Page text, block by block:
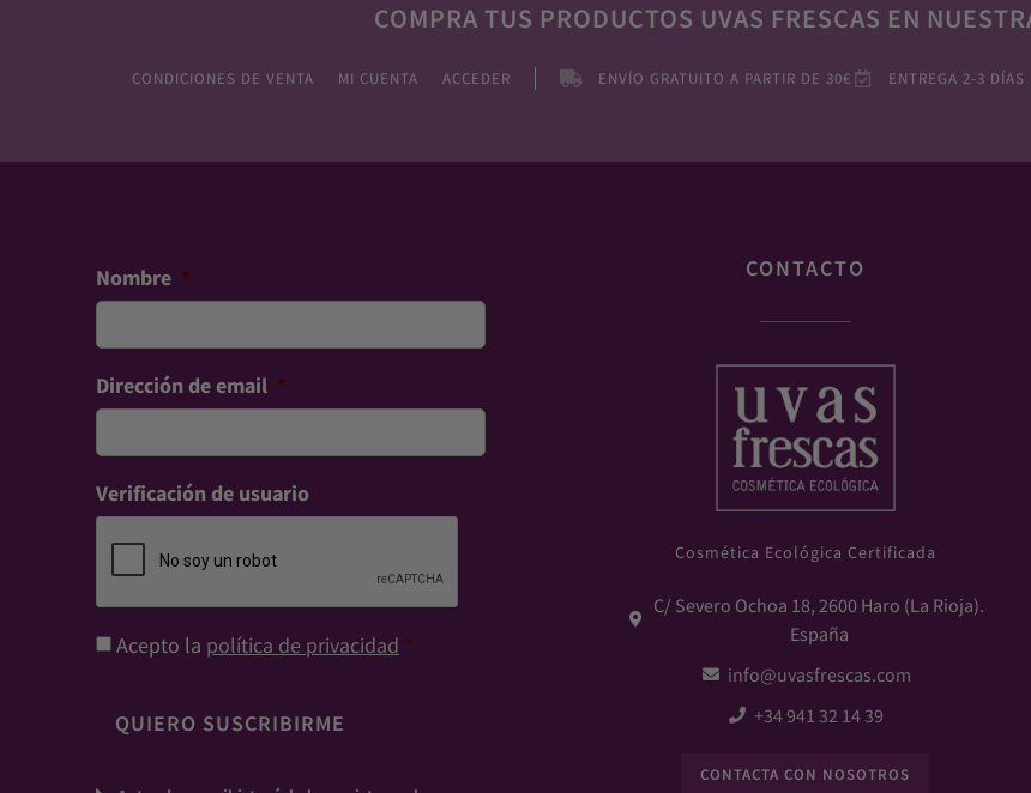
COMPRA TUS PRODUCTOS UVAS FRESCAS EN
CONDICIONES DE VENTA MI CUENTA ACCEDER ENVÍO GRATUITO A PARTIR DE 30€ ENTREGA 2-3 DÍAS
Nombre *
Dirección de email *
Verificación de usuario
Consentimiento *
Acepto la política de privacidad *
CONTACTO
Cosmética Ecológica Certificada
C/ Severo Ochoa 18, 2600 Haro (La Rioja).
España
info@uvasfrescas.com
+34 941 32 14 39
CONTACTA CON NOSOTROS